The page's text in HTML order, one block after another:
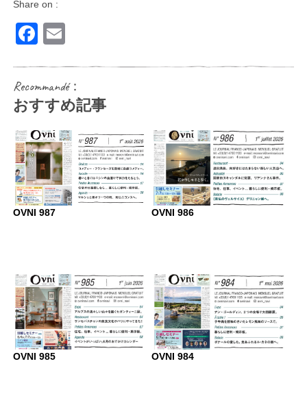
Share on :
Facebook
Recommandé：
おすすめ記事
OVNI 987 OVNI 986
OVNI 985 OVNI 984